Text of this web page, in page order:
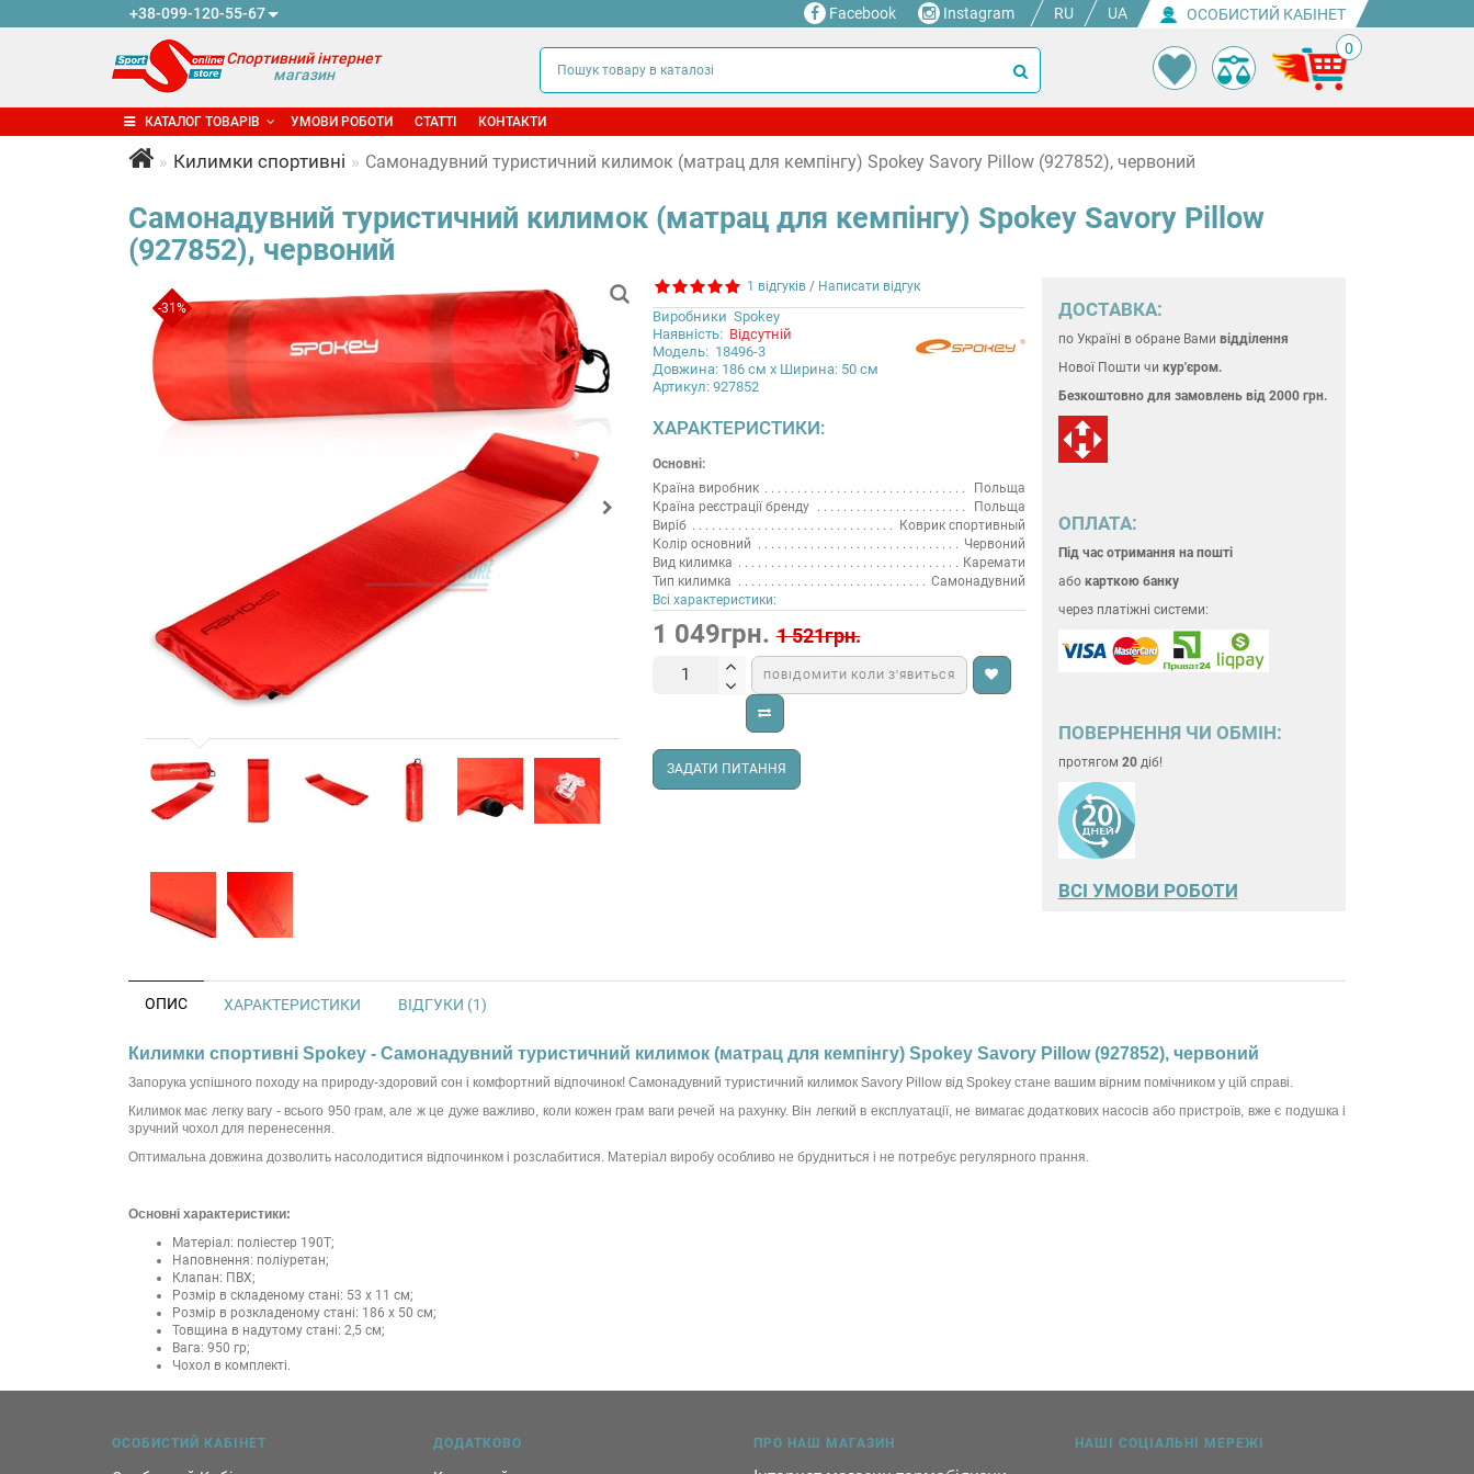
+38-099-120-55-67 Facebook Instagram RU UA ОСОБИСТИЙ КАБІНЕТ
Спортивний інтернет
магазин
0
КАТАЛОГ ТОВАРІВ УМОВИ РОБОТИ СТАТТІ КОНТАКТИ
Килимки спортивні Самонадувний туристичний килимок (матрац для кемпінгу) Spokey Savory Pillow (927852), червоний
Самонадувний туристичний килимок (матрац для кемпінгу) Spokey Savory Pillow
(927852), червоний
-31%
1 відгуків / Написати відгук
Виробники Spokey
Наявність: Відсутній
Модель: 18496-3
Довжина: 186 см x Ширина: 50 см
Артикул: 927852
ХАРАКТЕРИСТИКИ:
Основні:
Країна виробник
Польща
Країна реєстрації бренду
Польща
Виріб
Коврик спортивный
Колір основний
Червоний
Вид килимка
Каремати
Тип килимка
Самонадувний
Всі характеристики:
1 049грн. 1 521грн.
ПОВІДОМИТИ КОЛИ З’ЯВИТЬСЯ
ЗАДАТИ ПИТАННЯ
ДОСТАВКА:
по Україні в обране Вами відділення
Нової Пошти чи кур'єром.
Безкоштовно для замовленьвід 2000 грн.
ОПЛАТА:
Під час отримання на пошті
або карткою банку
через платіжні системи:
ПОВЕРНЕННЯ ЧИ ОБМІН:
протягом 20діб!
ВСІ УМОВИ РОБОТИ
ОПИС ХАРАКТЕРИСТИКИ ВІДГУКИ (1)
Килимки спортивні Spokey - Самонадувний туристичний килимок (матрац для кемпінгу) Spokey Savory Pillow (927852), червоний
Запорука успішного походу на природу-здоровий сон і комфортний відпочинок! Самонадувний туристичний килимок Savory Pillow від Spokey стане вашим вірним помічником у цій справі.
Килимок має легку вагу - всього 950 грам, але ж це дуже важливо, коли кожен грам ваги речей на рахунку. Він легкий в експлуатації, не вимагає додаткових насосів або пристроїв, вже є подушка і
зручний чохол для перенесення.
Оптимальна довжина дозволить насолодитися відпочинком і розслабитися. Матеріал виробу особливо не брудниться і не потребує регулярного прання.
Основні характеристики:
Матеріал: поліестер 190T;
Наповнення: поліуретан;
Клапан: ПВХ;
Розмір в складеному стані: 53 х 11 см;
Розмір в розкладеному стані: 186 х 50 см;
Товщина в надутому стані: 2,5 см;
Вага: 950 гр;
Чохол в комплекті.
ОСОБИСТИЙ КАБІНЕТ ДОДАТКОВО ПРО НАШ МАГАЗИН НАШІ СОЦІАЛЬНІ МЕРЕЖІ